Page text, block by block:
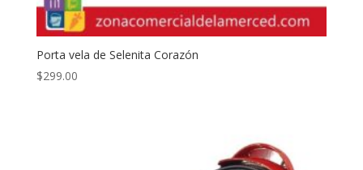
Porta vela de Selenita Corazón
$299.00